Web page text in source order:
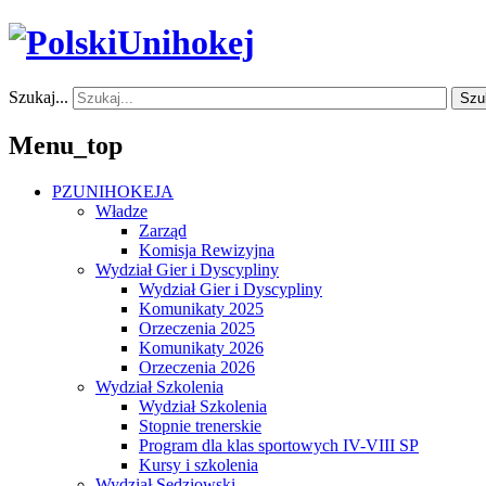
Szukaj...
Menu_top
PZUNIHOKEJA
Władze
Zarząd
Komisja Rewizyjna
Wydział Gier i Dyscypliny
Wydział Gier i Dyscypliny
Komunikaty 2025
Orzeczenia 2025
Komunikaty 2026
Orzeczenia 2026
Wydział Szkolenia
Wydział Szkolenia
Stopnie trenerskie
Program dla klas sportowych IV-VIII SP
Kursy i szkolenia